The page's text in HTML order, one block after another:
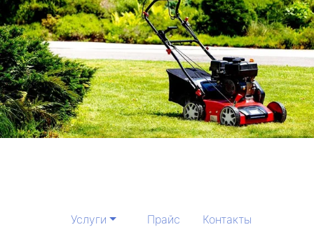
Услуги Прайс Контакты